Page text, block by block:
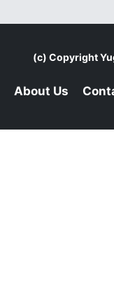
(c) Copyright
About Us